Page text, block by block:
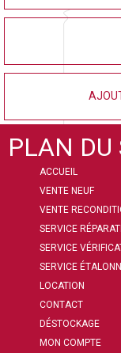
PLAN DU
ACCUEIL
VENTE NEUF
VENTE
SERVICE
SERVICE
SERVICE
LOCATION
CONTACT
DÉSTOCKAGE
MON COMPTE